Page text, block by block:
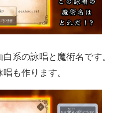
系の詠唱と魔術名です。
も作ります。